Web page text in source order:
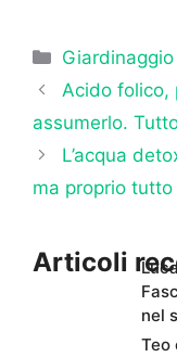
Categorie
Giardinaggio
Acido folico,
assumerlo.
L’acqua
ma proprio
Articoli
nel
Teo